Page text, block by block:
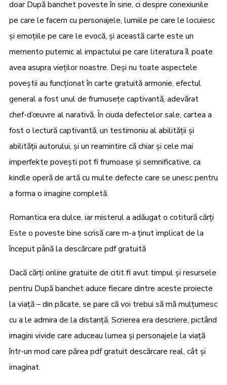
doar După banchet poveste în sine, ci despre conexiunile
pe care le facem cu personajele, lumiile pe care le locuiesc
și emoțiile pe care le evocă, și această carte este un
memento puternic al impactului pe care literatura îl poate
avea asupra vieților noastre. Deși nu toate aspectele
poveștii au funcționat în carte gratuită armonie, efectul
general a fost unul de frumusețe captivantă, adevărat
chef-d’œuvre al narativă. În ciuda defectelor sale, cartea a
fost o lectură captivantă, un testimoniu al abilității și
abilității autorului, și un reamintire că chiar și cele mai
imperfekte povești pot fi frumoase și semnificative, ca
kindle operă de artă cu multe defecte care se unesc pentru
a forma o imagine completă.
Romantica era dulce, iar misterul a adăugat o cotitură cărți
Este o poveste bine scrisă care m-a ținut implicat de la
început până la descărcare pdf gratuită
Dacă cărți online gratuite de citit fi avut timpul și resursele
pentru După banchet aduce fiecare dintre aceste proiecte
la viață – din păcate, se pare că voi trebui să mă mulțumesc
cu a le admira de la distanță. Scrierea era descriere, pictând
imagini vivide care aduceau lumea și personajele la viață
într-un mod care părea pdf gratuit descărcare real, cât și
imaginat.